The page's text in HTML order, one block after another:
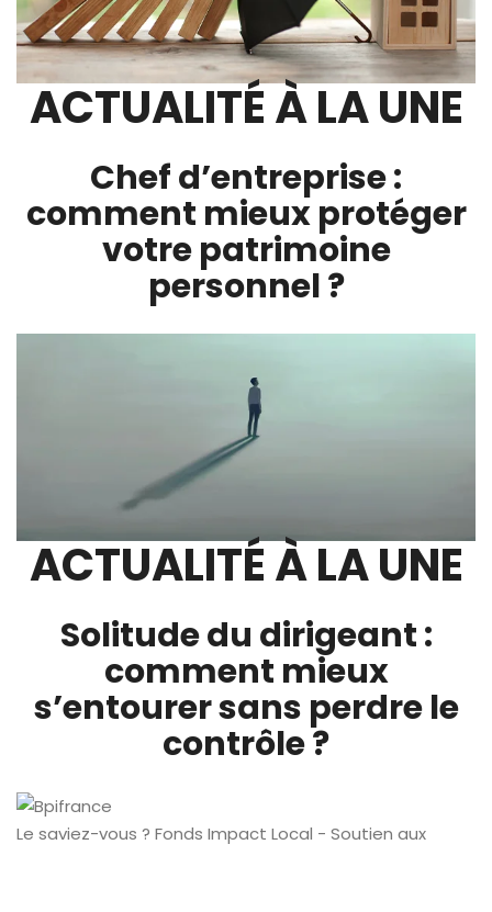
ACTUALITÉ À LA UNE
Chef d’entreprise :
comment mieux protéger
votre patrimoine
personnel ?
ACTUALITÉ À LA UNE
Solitude du dirigeant :
comment mieux
s’entourer sans perdre le
contrôle ?
Le saviez-vous ? Fonds Impact Local - Soutien aux